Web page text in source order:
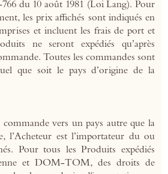
766 du 10 août 1981 (Loi Lang). Pour
les prix affichés sont indiqués en
et incluent les frais de port et
ne seront expédiés qu’après
Toutes les commandes sont
que soit le pays d’origine de la
vers un pays autre que la
l’Acheteur est l’importateur du ou
Pour tous les Produits expédiés
et DOM-TOM, des droits de